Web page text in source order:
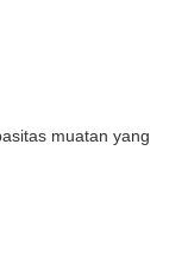
muatan yang